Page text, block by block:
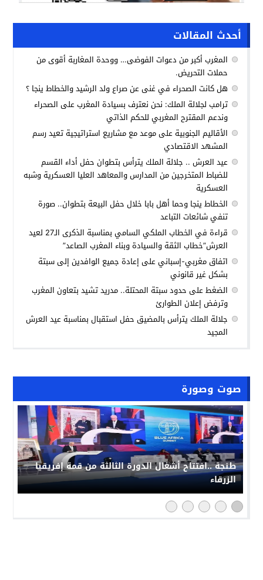
صوت وصورة
طنجة ..افتتاح أشغال الدورة الثالثة من قمة إفريقيا
الزرقاء
أحدث المقالات
المغرب أكبر من دعوات الفوضى… ووحدة المغاربة أقوى من
حملات التحريض.
هل كانت الصحراء في غنى عن صراع ولد الرشيد والخطاط ينجا ؟
ترامب لجلالة الملك: نحن نعترف بسيادة المغرب على الصحراء
وندعم المقترح المغربي للحكم الذاتي
الأقاليم الجنوبية على موعد مع مشاريع استراتيجية تعيد رسم
المشهد الاقتصادي
عيد العرش .. جلالة الملك يترأس بتطوان حفل أداء القسم
للضباط المتخرجين من المدارس والمعاهد العليا العسكرية وشبه
العسكرية
الخطاط ينجا وحما أهل بابا خلال حفل البيعة بتطوان.. صورة
تنفي شائعات التباعد
قراءة في الخطاب الملكي السامي بمناسبة الذكرى الـ27 لعيد
العرش”خطاب الثقة والسيادة وبناء المغرب الصاعد”
اتفاق مغربي-إسباني على إعادة جميع الوافدين إلى سبتة
بشكل غير قانوني
الضغط على حدود سبتة المحتلة.. مدريد تشيد بتعاون المغرب
وترفض إعلان الطوارئ
جلالة الملك يترأس بالمضيق حفل استقبال بمناسبة عيد العرش
المجيد